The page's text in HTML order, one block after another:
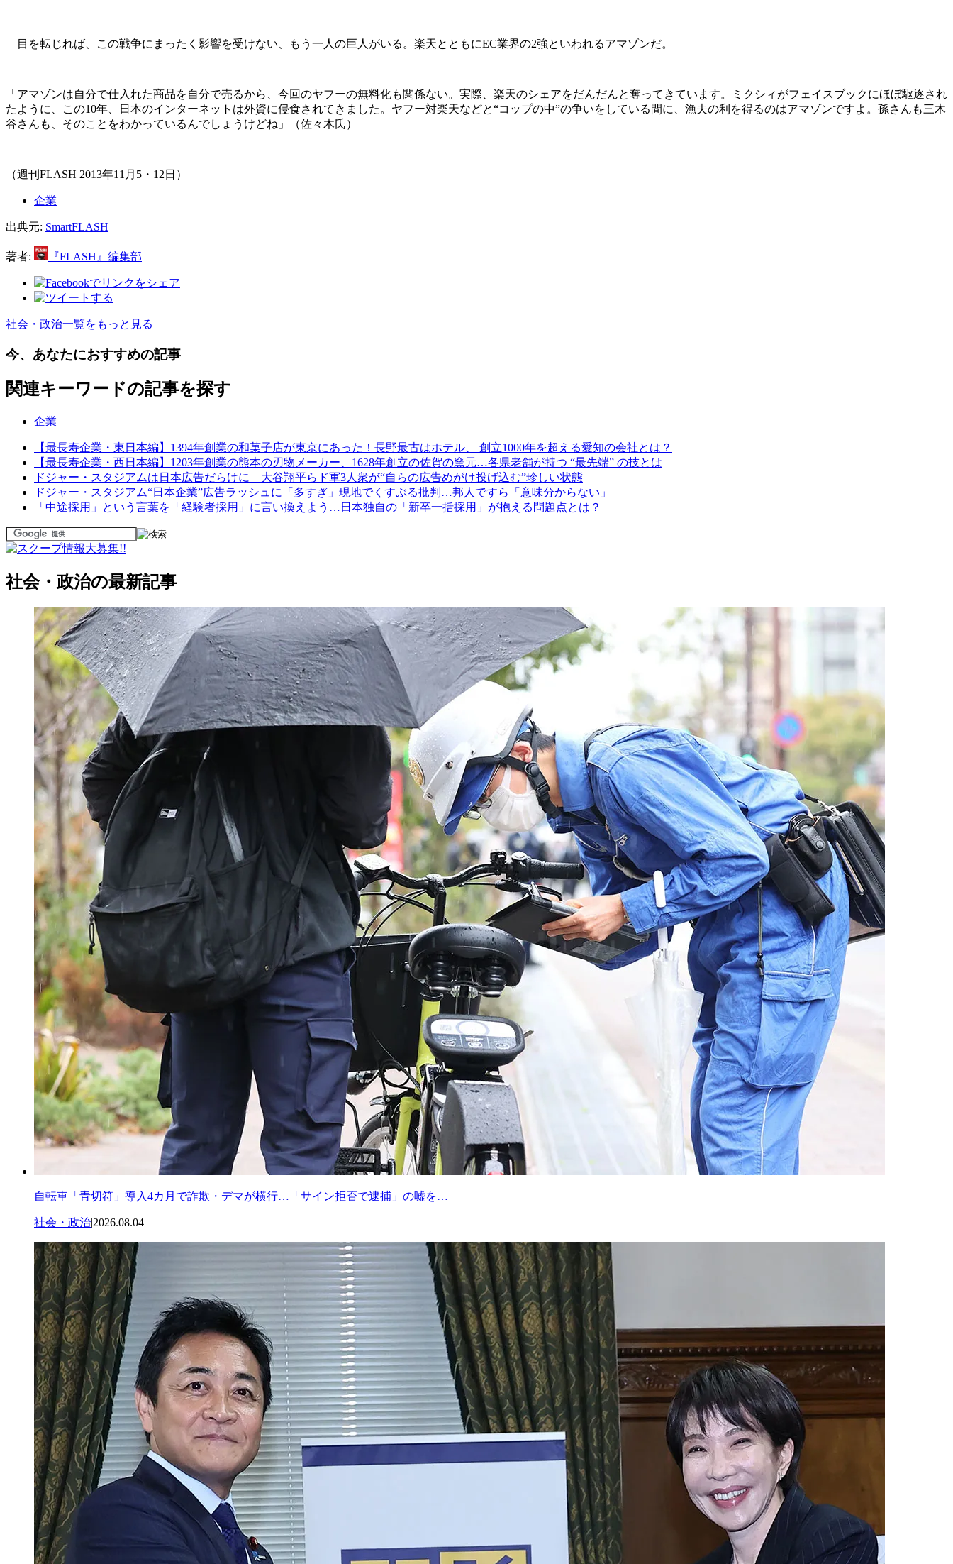
目を転じれば、この戦争にまったく影響を受けない、もう一人の巨人がいる。楽天とともにEC業界の2強といわれるアマゾンだ。
「アマゾンは自分で仕入れた商品を自分で売るから、今回のヤフーの無料化も関係ない。実際、楽天のシェアをだんだんと奪ってきています。ミクシィがフェイスブックにほぼ駆逐され
たように、この10年、日本のインターネットは外資に侵食されてきました。ヤフー対楽天などと“コップの中”の争いをしている間に、漁夫の利を得るのはアマゾンですよ。孫さんも三木
谷さんも、そのことをわかっているんでしょうけどね」（佐々木氏）
（週刊FLASH 2013年11月5・12日）
企業
出典元: SmartFLASH
著者: 『FLASH』編集部
社会・政治一覧をもっと見る
今、あなたにおすすめの記事
関連キーワードの記事を探す
企業
【最長寿企業・東日本編】1394年創業の和菓子店が東京にあった！長野最古はホテル、 創立1000年を超える愛知の会社とは？
【最長寿企業・西日本編】1203年創業の熊本の刃物メーカー、1628年創立の佐賀の窯元…各県老舗が持つ “最先端” の技とは
ドジャー・スタジアムは日本広告だらけに 大谷翔平らド軍3人衆が“自らの広告めがけ投げ込む”珍しい状態
ドジャー・スタジアム“日本企業”広告ラッシュに「多すぎ」現地でくすぶる批判…邦人ですら「意味分からない」
「中途採用」という言葉を「経験者採用」に言い換えよう…日本独自の「新卒一括採用」が抱える問題点とは？
社会・政治の最新記事
自転車「青切符」導入4カ月で詐欺・デマが横行…「サイン拒否で逮捕」の嘘を…
社会・政治|2026.08.04